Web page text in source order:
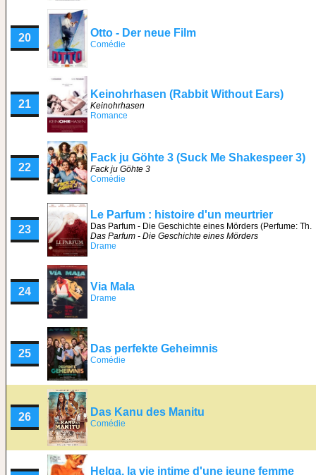
20 Otto - Der neue Film
Comédie
21
Keinohrhasen (Rabbit Without Ears)
Keinohrhasen
Romance
22
Fack ju Göhte 3 (Suck Me Shakespeer 3)
Fack ju Göhte 3
Comédie
23
Le Parfum : histoire d'un meurtrier
Das Parfum - Die Geschichte eines Mörders (Perfume: Th.
Das Parfum - Die Geschichte eines Mörders
Drame
24 Via Mala
Drame
25 Das perfekte Geheimnis
Comédie
26 Das Kanu des Manitu
Comédie
Helga, la vie intime d'une jeune femme